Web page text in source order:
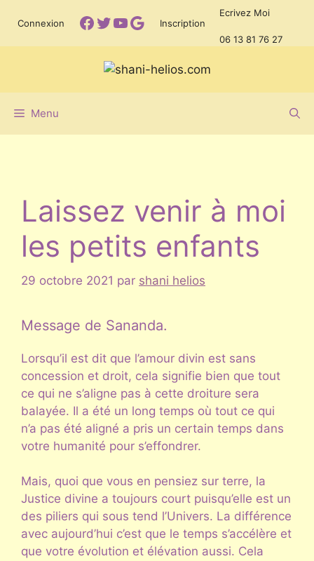
contenu
Connexion Facebook
Twitter
YouTube
Google
Inscription
Ecrivez Moi
06 13 81 76 27
Menu
Laissez venir à moi
les petits enfants
29 octobre 2021 par shani helios
Message de Sananda.
Lorsqu’il est dit que l’amour divin est sans
concession et droit, cela signifie bien que tout
ce qui ne s’aligne pas à cette droiture sera
balayée. Il a été un long temps où tout ce qui
n’a pas été aligné a pris un certain temps dans
votre humanité pour s’effondrer.
Mais, quoi que vous en pensiez sur terre, la
Justice divine a toujours court puisqu’elle est un
des piliers qui sous tend l’Univers. La différence
avec aujourd’hui c’est que le temps s’accélère et
que votre évolution et élévation aussi. Cela